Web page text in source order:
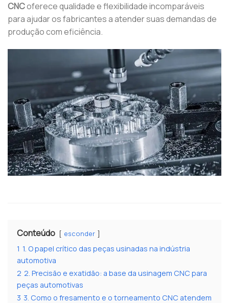
CNCoferece qualidade e flexibilidade incomparáveis ​​
para ajudar os fabricantes a atender suas demandas de
produção com eficiência.
Conteúdo esconder
1 1. O papel crítico das peças usinadas na indústria
automotiva
2 2. Precisão e exatidão: a base da usinagem CNC para
peças automotivas
3 3. Como o fresamento e o torneamento CNC atendem